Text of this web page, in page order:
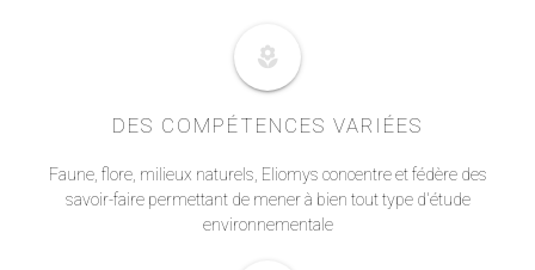
local_florist
DES COMPÉTENCES VARIÉES
Faune, flore, milieux naturels, Eliomys concentre et fédère des
savoir-faire permettant de mener à bien tout type d'étude
environnementale